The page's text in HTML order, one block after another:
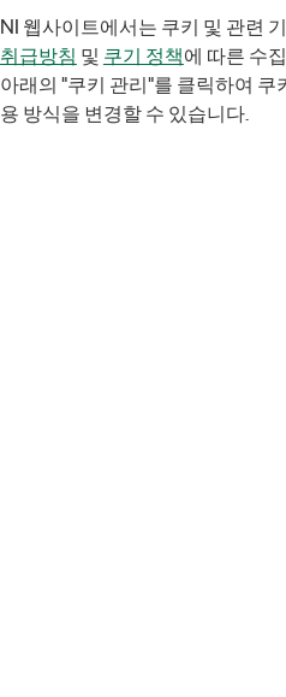
NI 웹사이트에서는 쿠키 및 관련
취급방침 및 쿠기 정책에 따른 수
아래의 "쿠키 관리"를 클릭하여
용 방식을 변경할 수 있습니다.